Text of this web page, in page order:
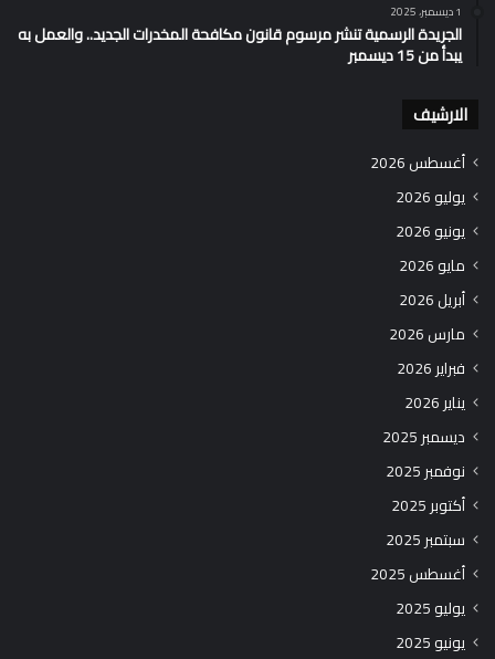
1 ديسمبر، 2025
الجريدة الرسمية تنشر مرسوم قانون مكافحة المخدرات الجديد.. والعمل به
يبدأ من 15 ديسمبر
الارشيف
أغسطس 2026
يوليو 2026
يونيو 2026
مايو 2026
أبريل 2026
مارس 2026
فبراير 2026
يناير 2026
ديسمبر 2025
نوفمبر 2025
أكتوبر 2025
سبتمبر 2025
أغسطس 2025
يوليو 2025
يونيو 2025